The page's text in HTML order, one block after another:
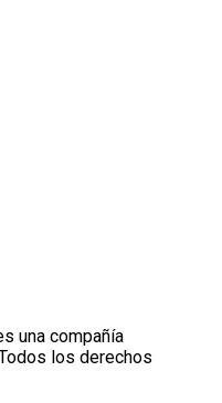
una compañía
los derechos